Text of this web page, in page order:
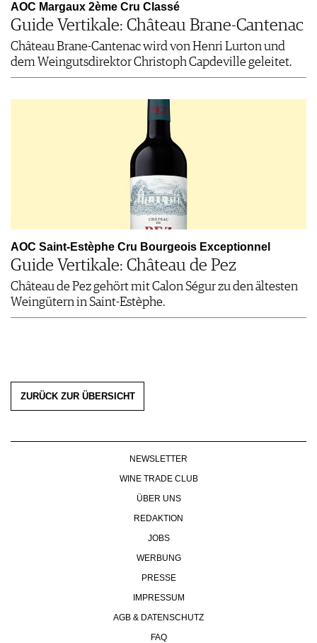
AOC Margaux 2ème Cru Classé
Guide Vertikale: Château Brane-Cantenac
Château Brane-Cantenac wird von Henri Lurton und
dem Weingutsdirektor Christoph Capdeville geleitet.
AOC Saint-Estèphe Cru Bourgeois Exceptionnel
Guide Vertikale: Château de Pez
Château de Pez gehört mit Calon Ségur zu den ältesten
Weingütern in Saint-Estèphe.
ZURÜCK ZUR ÜBERSICHT
NEWSLETTER
WINE TRADE CLUB
ÜBER UNS
REDAKTION
JOBS
WERBUNG
PRESSE
IMPRESSUM
AGB & DATENSCHUTZ
FAQ